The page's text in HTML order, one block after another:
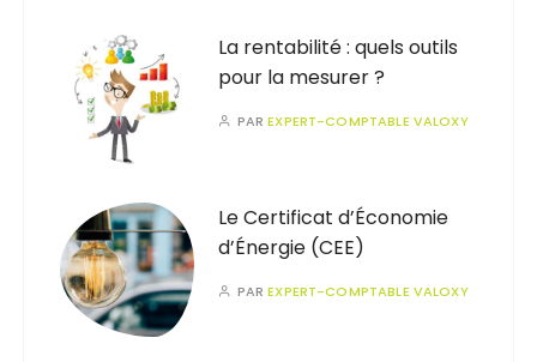
La rentabilité : quels outils
pour la mesurer ?
PAREXPERT-COMPTABLE VALOXY
Le Certificat d’Économie
d’Énergie (CEE)
PAREXPERT-COMPTABLE VALOXY